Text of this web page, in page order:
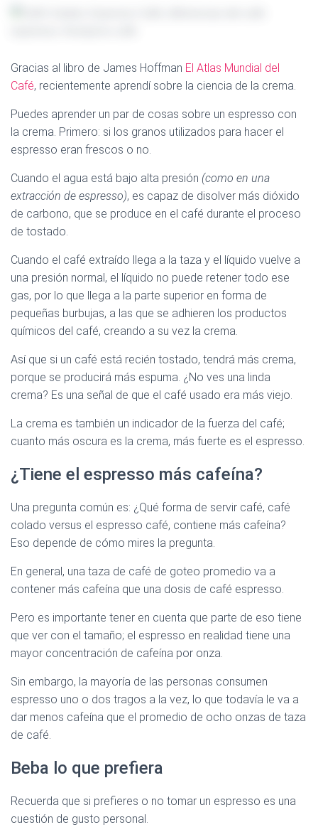
Gracias al libro de James Hoffman El Atlas Mundial del
Café, recientemente aprendí sobre la ciencia de la crema.
Puedes aprender un par de cosas sobre un espresso con
la crema. Primero: si los granos utilizados para hacer el
espresso eran frescos o no.
Cuando el agua está bajo alta presión (como en una
extracción de espresso), es capaz de disolver más dióxido
de carbono, que se produce en el café durante el proceso
de tostado.
Cuando el café extraído llega a la taza y el líquido vuelve a
una presión normal, el líquido no puede retener todo ese
gas, por lo que llega a la parte superior en forma de
pequeñas burbujas, a las que se adhieren los productos
químicos del café, creando a su vez la crema.
Así que si un café está recién tostado, tendrá más crema,
porque se producirá más espuma. ¿No ves una linda
crema? Es una señal de que el café usado era más viejo.
La crema es también un indicador de la fuerza del café;
cuanto más oscura es la crema, más fuerte es el espresso.
¿Tiene el espresso más cafeína?
Una pregunta común es: ¿Qué forma de servir café, café
colado versus el espresso café, contiene más cafeína?
Eso depende de cómo mires la pregunta.
En general, una taza de café de goteo promedio va a
contener más cafeína que una dosis de café espresso.
Pero es importante tener en cuenta que parte de eso tiene
que ver con el tamaño; el espresso en realidad tiene una
mayor concentración de cafeína por onza.
Sin embargo, la mayoría de las personas consumen
espresso uno o dos tragos a la vez, lo que todavía le va a
dar menos cafeína que el promedio de ocho onzas de taza
de café.
Beba lo que prefiera
Recuerda que si prefieres o no tomar un espresso es una
cuestión de gusto personal.